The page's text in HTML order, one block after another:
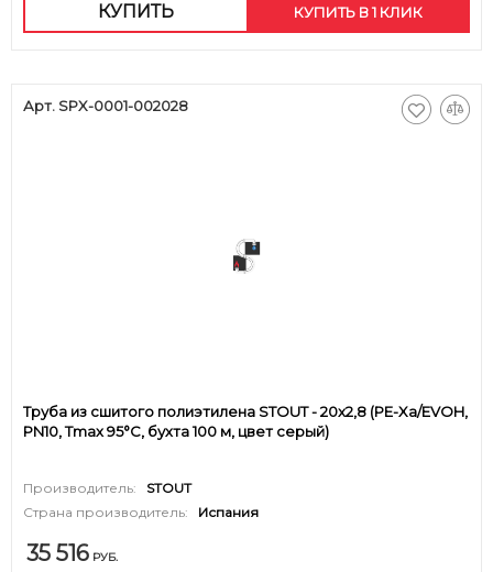
КУПИТЬ КУПИТЬ В 1 КЛИК
Арт. SPX-0001-002028
Труба из сшитого полиэтилена STOUT - 20x2,8 (PE-Xa/EVOH,
PN10, Tmax 95°C, бухта 100 м, цвет серый)
Производитель:
STOUT
Страна производитель:
Испания
35 516 РУБ.